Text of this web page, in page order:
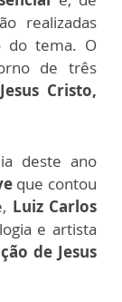
realizadas
do tema. O
de três
Cristo,
deste ano
que contou
Luiz Carlos
e artista
de Jesus